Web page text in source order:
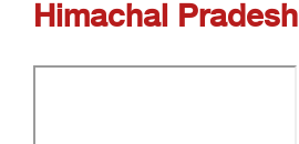
Himachal Pradesh